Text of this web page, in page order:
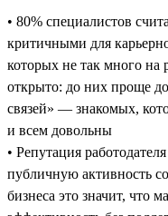
• 80% специалистов
критичными для
которых не так много на
открыто: до них проще
связей» — знакомых,
и всем довольны
• Репутация
публичную активность
бизнеса это значит, что